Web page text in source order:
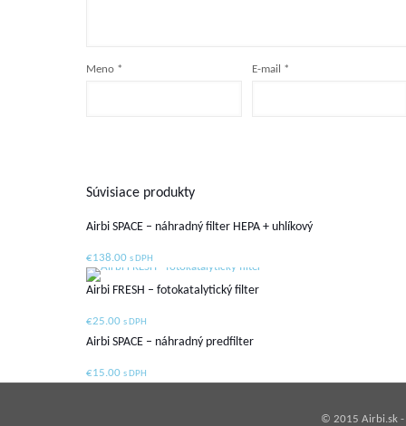
Meno * E-mail *
Súvisiace produkty
Airbi SPACE – náhradný filter HEPA + uhlíkový
€138.00 s DPH
Airbi FRESH – fotokatalytický filter
€25.00 s DPH
Airbi SPACE – náhradný predfilter
€15.00 s DPH
© 2015 Airbi.sk -